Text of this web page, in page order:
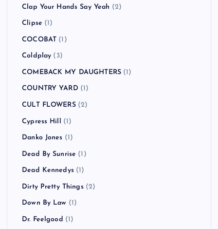
Clap Your Hands Say Yeah (2)
Clipse (1)
COCOBAT (1)
Coldplay (3)
COMEBACK MY DAUGHTERS (1)
COUNTRY YARD (1)
CULT FLOWERS(2)
Cypress Hill (1)
Danko Jones (1)
Dead By Sunrise (1)
Dead Kennedys(1)
Dirty Pretty Things(2)
Down By Law (1)
Dr. Feelgood (1)